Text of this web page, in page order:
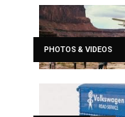
PHOTOS & VIDEOS